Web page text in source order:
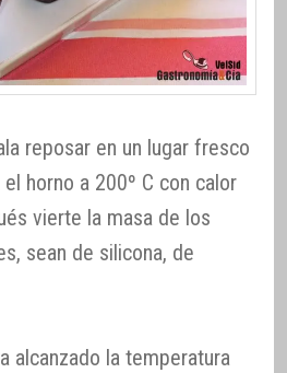
reposar en un lugar fresco
horno a 200º C con calor
vierte la masa de los
sean de silicona, de
alcanzado la temperatura